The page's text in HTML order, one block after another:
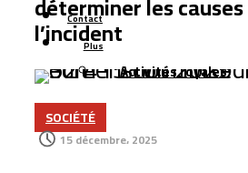
Le Maroc en tête en Afrique du
libre-échange et à l’ouverture
Le Maroc prévoit 36 stations
renforcer sa sécurité hydrique à
Managem lance une nouvelle
Contact
Plus
Activités royales
l’incident
SOCIÉTÉ
15 décembre، 2025